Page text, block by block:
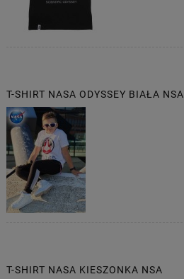
T-SHIRT NASA ODYSSEY BIAŁA NSA
T-SHIRT NASA KIESZONKA NSA